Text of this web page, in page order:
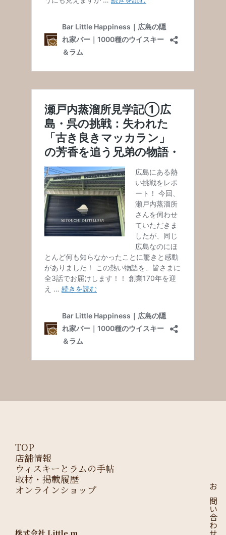
TOP
店舗情報
ウィスキーとラムの手帖
取材・掲載履歴
オンラインショップ